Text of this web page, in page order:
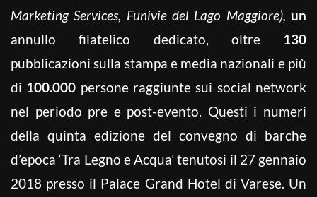
Marketing Services, Funivie del Lago Maggiore), un
annullo filatelico dedicato, oltre 130
pubblicazioni sulla stampa e media nazionali e più
di 100.000 persone raggiunte sui social network
nel periodo pre e post-evento. Questi i numeri
della quinta edizione del convegno di barche
d’epoca ‘Tra Legno e Acqua’ tenutosi il 27 gennaio
2018 presso il Palace Grand Hotel di Varese. Un